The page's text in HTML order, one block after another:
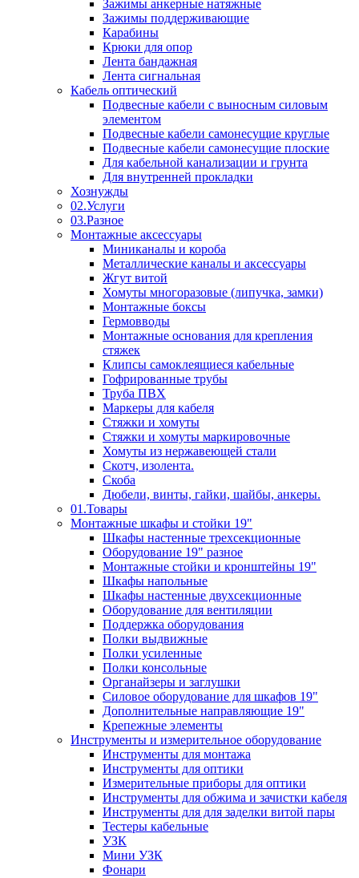
Зажимы анкерные натяжные
Зажимы поддерживающие
Карабины
Крюки для опор
Лента бандажная
Лента сигнальная
Кабель оптический
Подвесные кабели с выносным силовым
элементом
Подвесные кабели самонесущие круглые
Подвесные кабели самонесущие плоские
Для кабельной канализации и грунта
Для внутренней прокладки
Хознужды
02.Услуги
03.Разное
Монтажные аксессуары
Миниканалы и короба
Металлические каналы и аксессуары
Жгут витой
Хомуты многоразовые (липучка, замки)
Монтажные боксы
Гермовводы
Монтажные основания для крепления
стяжек
Клипсы самоклеящиеся кабельные
Гофрированные трубы
Труба ПВХ
Маркеры для кабеля
Стяжки и хомуты
Стяжки и хомуты маркировочные
Хомуты из нержавеющей стали
Скотч, изолента.
Скоба
Дюбели, винты, гайки, шайбы, анкеры.
01.Товары
Монтажные шкафы и стойки 19"
Шкафы настенные трехсекционные
Оборудование 19" разное
Монтажные стойки и кронштейны 19"
Шкафы напольные
Шкафы настенные двухсекционные
Оборудование для вентиляции
Поддержка оборудования
Полки выдвижные
Полки усиленные
Полки консольные
Органайзеры и заглушки
Силовое оборудование для шкафов 19"
Дополнительные направляющие 19"
Крепежные элементы
Инструменты и измерительное оборудование
Инструменты для монтажа
Инструменты для оптики
Измерительные приборы для оптики
Инструменты для обжима и зачистки кабеля
Инструменты для для заделки витой пары
Тестеры кабельные
УЗК
Мини УЗК
Фонари